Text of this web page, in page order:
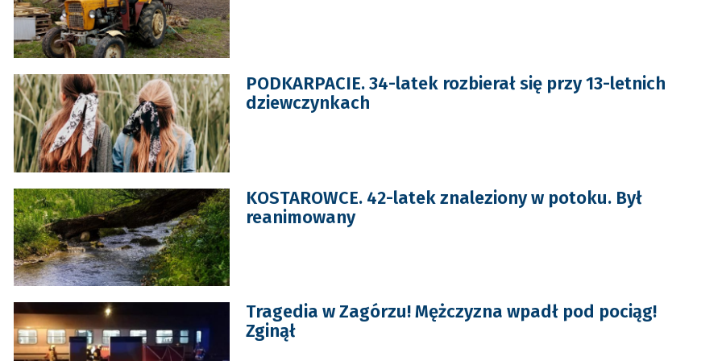
PODKARPACIE. 34-latek rozbierał się przy 13-letnich
dziewczynkach
KOSTAROWCE. 42-latek znaleziony w potoku. Był
reanimowany
Tragedia w Zagórzu! Mężczyzna wpadł pod pociąg!
Zginął